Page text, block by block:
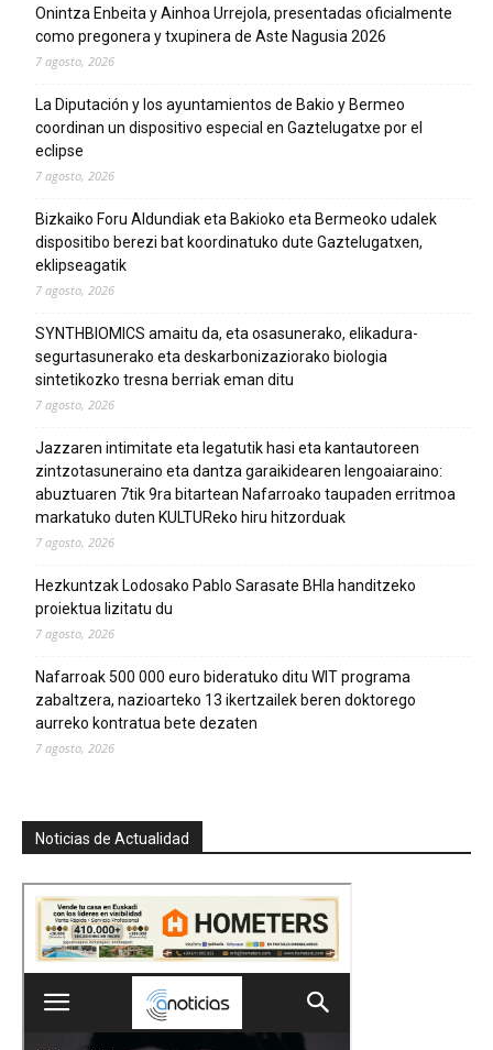
Onintza Enbeita y Ainhoa Urrejola, presentadas oficialmente
como pregonera y txupinera de Aste Nagusia 2026
7 agosto, 2026
La Diputación y los ayuntamientos de Bakio y Bermeo
coordinan un dispositivo especial en Gaztelugatxe por el
eclipse
7 agosto, 2026
Bizkaiko Foru Aldundiak eta Bakioko eta Bermeoko udalek
dispositibo berezi bat koordinatuko dute Gaztelugatxen,
eklipseagatik
7 agosto, 2026
SYNTHBIOMICS amaitu da, eta osasunerako, elikadura-
segurtasunerako eta deskarbonizaziorako biologia
sintetikozko tresna berriak eman ditu
7 agosto, 2026
Jazzaren intimitate eta legatutik hasi eta kantautoreen
zintzotasuneraino eta dantza garaikidearen lengoaiaraino:
abuztuaren 7tik 9ra bitartean Nafarroako taupaden erritmoa
markatuko duten KULTUReko hiru hitzorduak
7 agosto, 2026
Hezkuntzak Lodosako Pablo Sarasate BHIa handitzeko
proiektua lizitatu du
7 agosto, 2026
Nafarroak 500 000 euro bideratuko ditu WIT programa
zabaltzera, nazioarteko 13 ikertzailek beren doktorego
aurreko kontratua bete dezaten
7 agosto, 2026
Noticias de Actualidad